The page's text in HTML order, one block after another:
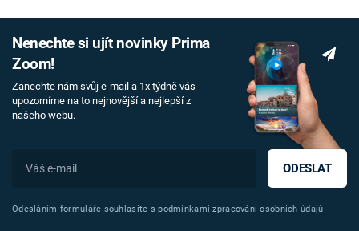
Nenechte si ujít novinky Prima
Zoom!
Zanechte nám svůj e-mail a 1x týdně vás
upozorníme na to nejnovější a nejlepší z
našeho webu.
ODESLAT
Odesláním formuláře souhlasíte spodmínkami zpracování osobních údajů